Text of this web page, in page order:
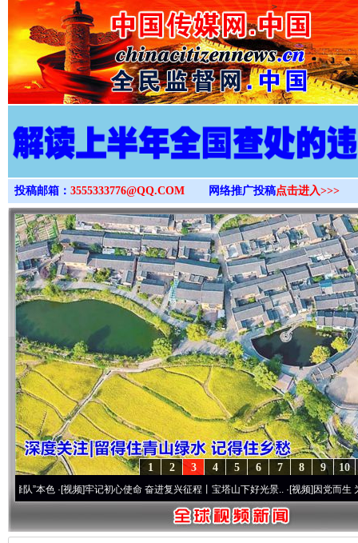
>
投稿邮箱： 3555333776@QQ.COM 网络推广投稿点击进入>>>
10
9
8
7
6
5
4
3
2
1
·[视频]牢记初心使命 奋进复兴征程丨宝塔山下好光景..·[视频]因党而生 为党而战——